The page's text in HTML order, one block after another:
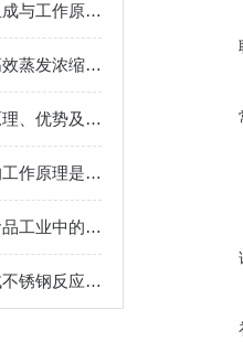
短程蒸馏装置的结构组成与工作原理
刮板式薄膜蒸发器：高效蒸发浓缩设备的深度解析
揭秘短程分子蒸馏：原理、优势及未来发展趋势 2024-
离心刮板薄膜蒸发器的工作原理是什么？
分子蒸馏提纯设备在食品工业中的应用
绿色化工新趋势：中试不锈钢反应釜的环保应用